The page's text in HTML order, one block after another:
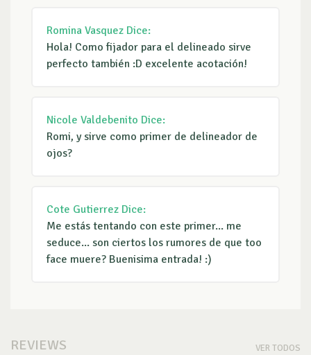
Romina Vasquez Dice:
Hola! Como fijador para el delineado sirve
perfecto también :D excelente acotación!
Nicole Valdebenito Dice:
Romi, y sirve como primer de delineador de
ojos?
Cote Gutierrez Dice:
Me estás tentando con este primer... me
seduce... son ciertos los rumores de que too
face muere? Buenisima entrada! :)
REVIEWS VER TODOS